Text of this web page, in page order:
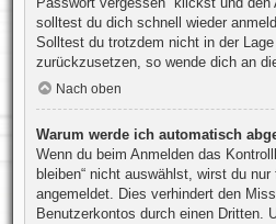
solltest du dich schnell wieder
Solltest du trotzdem nicht in der
zurückzusetzen, so wende dich an
Nach oben
Warum werde ich automatisch
Wenn du beim Anmelden das
bleiben“ nicht auswählst, wirst du
angemeldet. Dies verhindert den
Benutzerkontos durch einen Dritten.